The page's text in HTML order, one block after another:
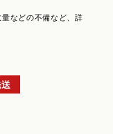
などの不備など、詳